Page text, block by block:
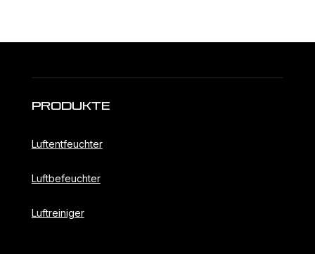
Produkte
Luftentfeuchter
Luftbefeuchter
Luftreiniger